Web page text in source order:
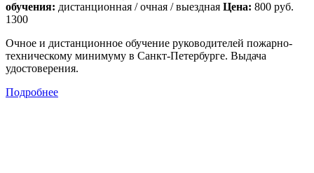
обучения: дистанционная / очная / выездная Цена: 800 руб.
1300
Очное и дистанционное обучение руководителей пожарно-
техническому минимуму в Санкт-Петербурге. Выдача
удостоверения.
Подробнее